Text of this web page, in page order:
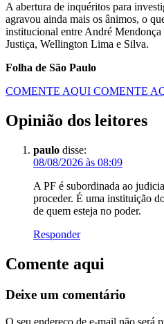
A abertura de inquéritos para
agravou ainda mais os ânimos, o
institucional entre André
Justiça, Wellington Lima e Silva.
Folha de São Paulo
COMENTE AQUI COMENTE
Opinião dos leitores
paulo disse:
08/08/2026 às 08:09
A PF é subordinada ao
proceder. É uma instituição
de quem esteja no poder.
Responder
Comente aqui
Deixe um comentário
O seu endereço de e-mail não será